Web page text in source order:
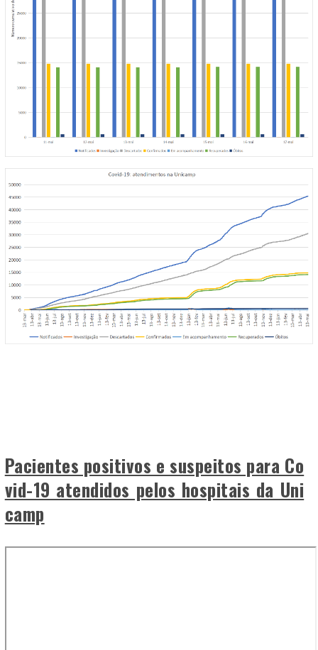
Pacientes positivos e suspeitos para Co
vid-19 atendidos pelos hospitais da Uni
camp